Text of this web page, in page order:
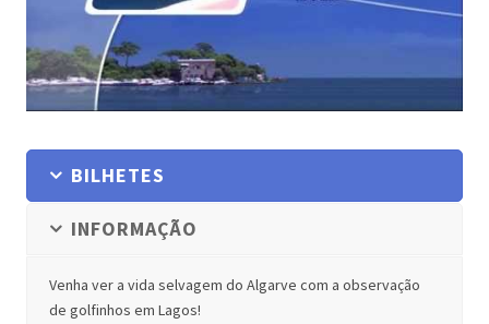
BILHETES
INFORMAÇÃO
Venha ver a vida selvagem do Algarve com a observação
de golfinhos em Lagos!